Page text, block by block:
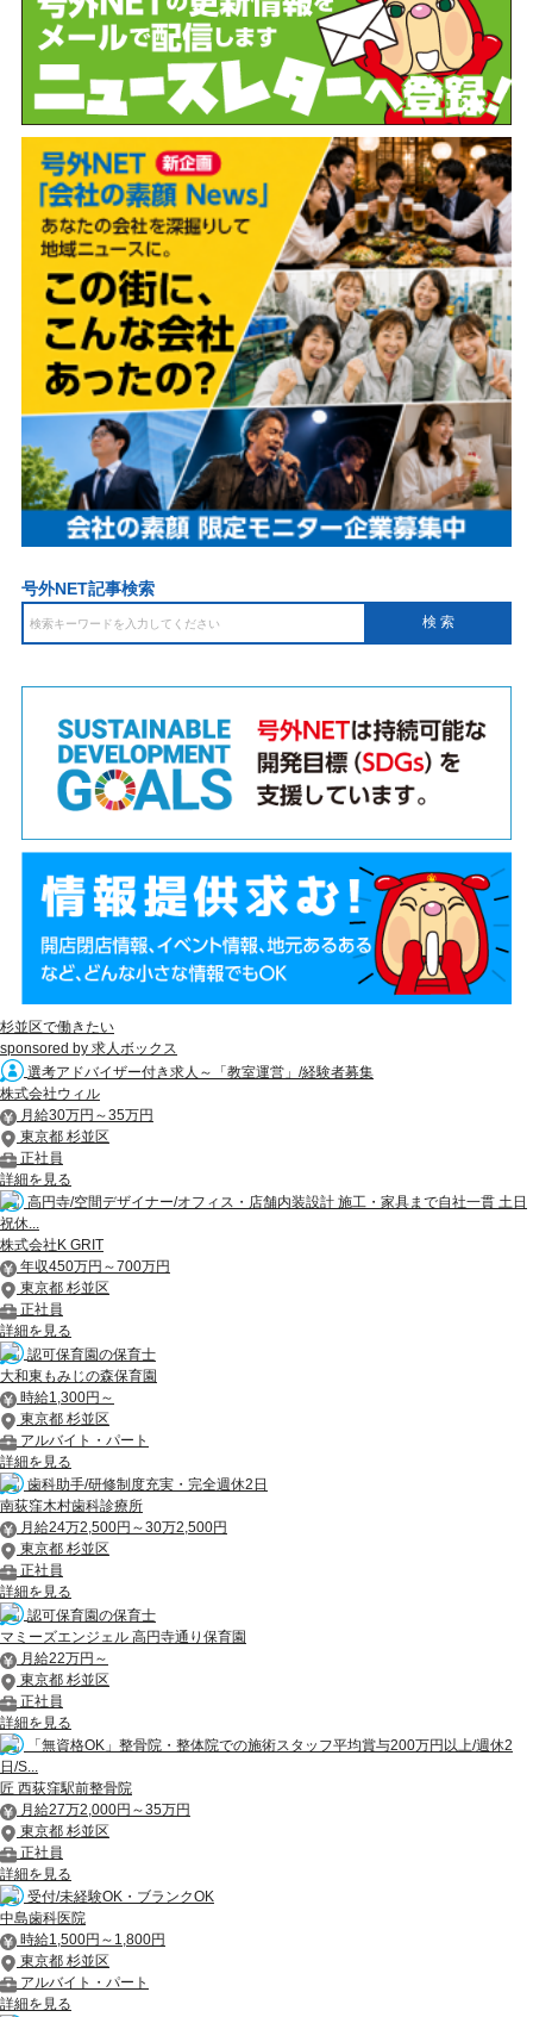
号外NET記事検索
杉並区で働きたい
sponsored by 求人ボックス
選考アドバイザー付き求人～「教室運営」/経験者募集
株式会社ウィル
月給30万円～35万円
東京都 杉並区
正社員
詳細を見る
高円寺/空間デザイナー/オフィス・店舗内装設計 施工・家具まで自社一貫 土日
祝休...
株式会社K GRIT
年収450万円～700万円
東京都 杉並区
正社員
詳細を見る
認可保育園の保育士
大和東もみじの森保育園
時給1,300円～
東京都 杉並区
アルバイト・パート
詳細を見る
歯科助手/研修制度充実・完全週休2日
南荻窪木村歯科診療所
月給24万2,500円～30万2,500円
東京都 杉並区
正社員
詳細を見る
認可保育園の保育士
マミーズエンジェル 高円寺通り保育園
月給22万円～
東京都 杉並区
正社員
詳細を見る
「無資格OK」整骨院・整体院での施術スタッフ平均賞与200万円以上/週休2
日/S...
匠 西荻窪駅前整骨院
月給27万2,000円～35万円
東京都 杉並区
正社員
詳細を見る
受付/未経験OK・ブランクOK
中島歯科医院
時給1,500円～1,800円
東京都 杉並区
アルバイト・パート
詳細を見る